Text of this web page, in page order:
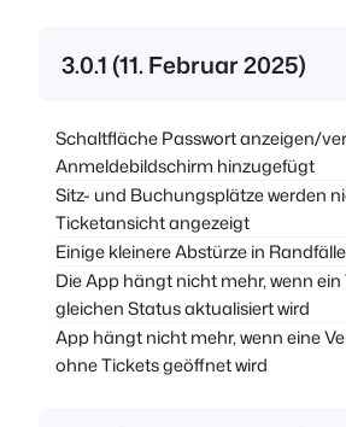
3.0.1 (11. Februar 2025)
Schaltfläche Passwort anzeigen/
Anmeldebildschirm hinzugefügt
Sitz- und Buchungsplätze werden
Ticketansicht angezeigt
Einige kleinere Abstürze in
Die App hängt nicht mehr, wenn
gleichen Status aktualisiert wird
App hängt nicht mehr, wenn eine
ohne Tickets geöffnet wird